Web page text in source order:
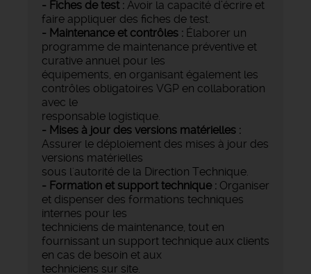
- Fiches de test : Avoir la capacité d’écrire et
faire appliquer des fiches de test.
- Maintenance et contrôles : Élaborer un
programme de maintenance préventive et
curative annuel pour les
équipements, en organisant également les
contrôles obligatoires VGP en collaboration
avec le
responsable logistique.
- Mises à jour des versions matérielles :
Assurer le déploiement des mises à jour des
versions matérielles
sous l'autorité de la Direction Technique.
- Formation et support technique : Organiser
et dispenser des formations techniques
internes pour les
techniciens de maintenance, tout en
fournissant un support technique aux clients
en cas de besoin et aux
techniciens sur site.